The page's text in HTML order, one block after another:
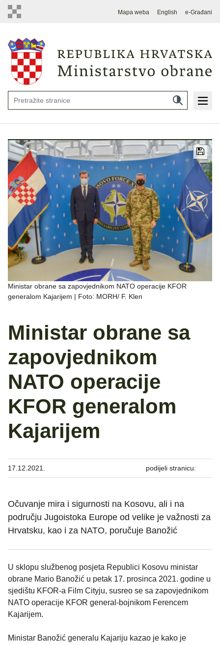
Mapa weba English e-Građani
Ministar obrane sa zapovjednikom NATO operacije KFOR
generalom Kajarijem | Foto: MORH/ F. Klen
Ministar obrane sa
zapovjednikom
NATO operacije
KFOR generalom
Kajarijem
17.12.2021. podijeli stranicu:
Očuvanje mira i sigurnosti na Kosovu, ali i na
području Jugoistoka Europe od velike je važnosti za
Hrvatsku, kao i za NATO, poručuje Banožić
U sklopu službenog posjeta Republici Kosovu ministar
obrane Mario Banožić u petak 17. prosinca 2021. godine u
sjedištu KFOR-a Film Cityju, susreo se sa zapovjednikom
NATO operacije KFOR general-bojnikom Ferencem
Kajarijem.
Ministar Banožić generalu Kajariju kazao je kako je